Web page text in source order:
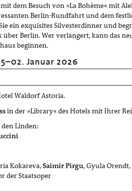
dem Besuch von »La Bohème« mit
Berlin-Rundfahrt und dem
ein exquisites Silvesterdinner und
Berlin. Wer verlängert, kann das
beginnen.
–02. Januar 2026
Waldorf Astoria.
in der »Library« des Hotels mit Ihrer
Linden:
Kokareva,SaimirPirgu, Gyula
der Staatsoper